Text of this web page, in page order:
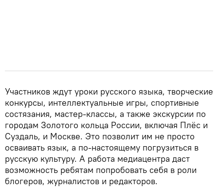
Участников ждут уроки русского языка, творческие
конкурсы, интеллектуальные игры, спортивные
состязания, мастер-классы, а также экскурсии по
городам Золотого кольца России, включая Плёс и
Суздаль, и Москве. Это позволит им не просто
осваивать язык, а по-настоящему погрузиться в
русскую культуру. А работа медиацентра даст
возможность ребятам попробовать себя в роли
блогеров, журналистов и редакторов.